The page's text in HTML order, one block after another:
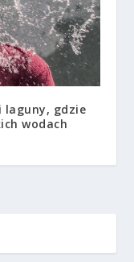
laguny, gdzie
wodach